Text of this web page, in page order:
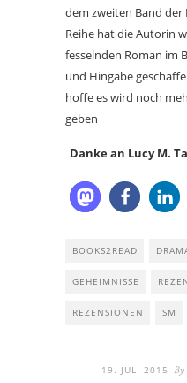
dem zweiten Band der
Reihe hat die Autorin
fesselnden Roman im
und Hingabe
hoffe es wird noch
geben
Danke an Lucy M.
BOOKS2READ
GEHEIMNISSE
REZENSIONEN SM
19. JULI 2015 By